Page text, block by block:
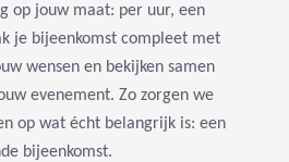
op jouw maat: per uur, een
je bijeenkomst compleet met
wensen en bekijken samen
evenement. Zo zorgen we
op wat écht belangrijk is: een
bijeenkomst.